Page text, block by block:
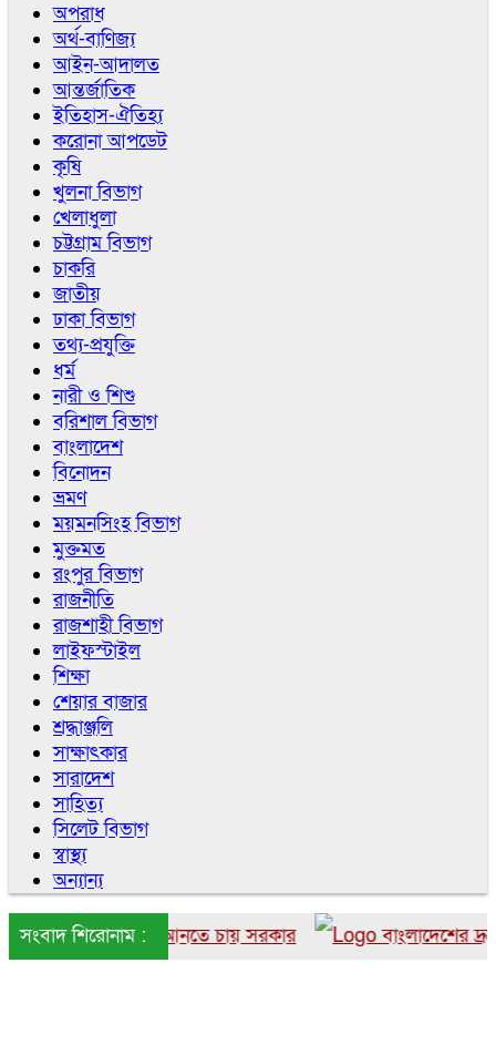
অপরাধ
অর্থ-বাণিজ্য
আইন-আদালত
আন্তর্জাতিক
ইতিহাস-ঐতিহ্য
করোনা আপডেট
কৃষি
খুলনা বিভাগ
খেলাধুলা
চট্টগ্রাম বিভাগ
চাকরি
জাতীয়
ঢাকা বিভাগ
তথ্য-প্রযুক্তি
ধর্ম
নারী ও শিশু
বরিশাল বিভাগ
বাংলাদেশ
বিনোদন
ভ্রমণ
ময়মনসিংহ বিভাগ
মুক্তমত
রংপুর বিভাগ
রাজনীতি
রাজশাহী বিভাগ
লাইফস্টাইল
শিক্ষা
শেয়ার বাজার
শ্রদ্ধাঞ্জলি
সাক্ষাৎকার
সারাদেশ
সাহিত্য
সিলেট বিভাগ
স্বাস্থ্য
অন্যান্য
সংবাদ শিরোনাম :
বাংলাদেশে আনতে চায় সরকার বাংলাদেশের দ্রুত ৬